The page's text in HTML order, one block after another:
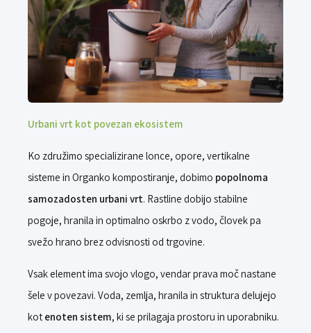
Urbani vrt kot povezan ekosistem
Ko združimo specializirane lonce, opore, vertikalne
sisteme in Organko kompostiranje, dobimo popolnoma
samozadosten urbani vrt. Rastline dobijo stabilne
pogoje, hranila in optimalno oskrbo z vodo, človek pa
svežo hrano brez odvisnosti od trgovine.
Vsak element ima svojo vlogo, vendar prava moč nastane
šele v povezavi. Voda, zemlja, hranila in struktura delujejo
kot enoten sistem, ki se prilagaja prostoru in uporabniku.